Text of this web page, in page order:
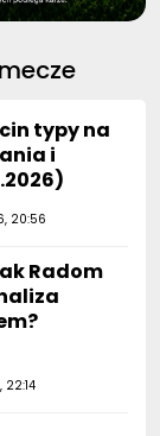
typy na
i
20:56
Radom
22:14